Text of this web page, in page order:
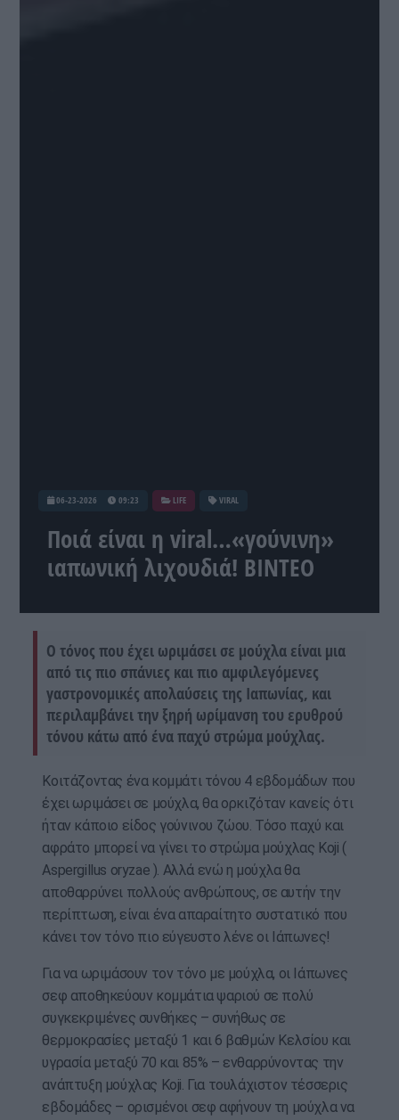
06-23-2026 09:23 LIFE VIRAL
Ποιά είναι η viral…«γούνινη»
ιαπωνική λιχουδιά! ΒΙΝΤΕΟ
Ο τόνος που έχει ωριμάσει σε μούχλα είναι μια
από τις πιο σπάνιες και πιο αμφιλεγόμενες
γαστρονομικές απολαύσεις της Ιαπωνίας, και
περιλαμβάνει την ξηρή ωρίμανση του ερυθρού
τόνου κάτω από ένα παχύ στρώμα μούχλας.
Κοιτάζοντας ένα κομμάτι τόνου 4 εβδομάδων που
έχει ωριμάσει σε μούχλα, θα ορκιζόταν κανείς ότι
ήταν κάποιο είδος γούνινου ζώου. Τόσο παχύ και
αφράτο μπορεί να γίνει το στρώμα μούχλας Koji (
Aspergillus oryzae ). Αλλά ενώ η μούχλα θα
αποθαρρύνει πολλούς ανθρώπους, σε αυτήν την
περίπτωση, είναι ένα απαραίτητο συστατικό που
κάνει τον τόνο πιο εύγευστο λένε οι Ιάπωνες!
Για να ωριμάσουν τον τόνο με μούχλα, οι Ιάπωνες
σεφ αποθηκεύουν κομμάτια ψαριού σε πολύ
συγκεκριμένες συνθήκες – συνήθως σε
θερμοκρασίες μεταξύ 1 και 6 βαθμών Κελσίου και
υγρασία μεταξύ 70 και 85% – ενθαρρύνοντας την
ανάπτυξη μούχλας Koji. Για τουλάχιστον τέσσερις
εβδομάδες – ορισμένοι σεφ αφήνουν τη μούχλα να